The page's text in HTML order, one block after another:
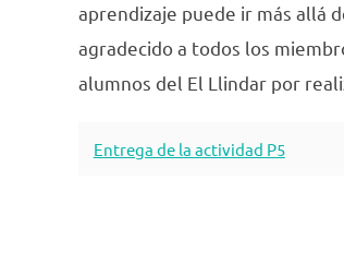
aprendizaje puede ir más allá
agradecido a todos los
alumnos del El Llindar por
Entrega de la actividad P5